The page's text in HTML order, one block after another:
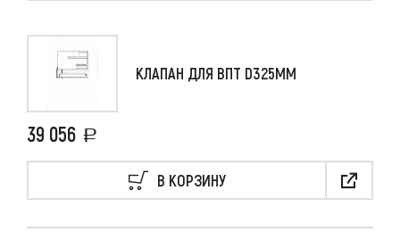
КЛАПАН ДЛЯ ВПТ D325ММ
39 056
В КОРЗИНУ